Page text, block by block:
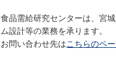
食品需給研究センターは、宮
ム設計等の業務を承ります。
お問い合わせ先はこちらのペ